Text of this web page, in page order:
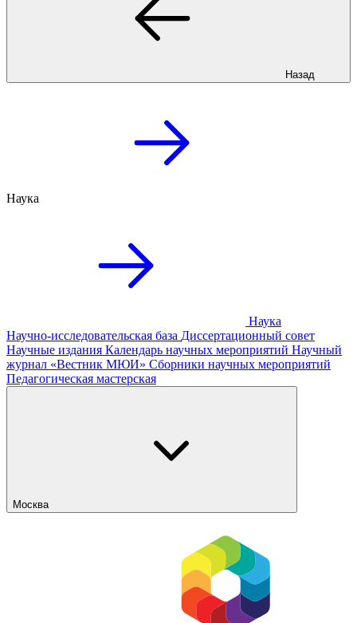
Назад
Наука
Наука
Научно-исследовательская база Диссертационный совет
Научные издания Календарь научных мероприятий Научный
журнал «Вестник МЮИ» Сборники научных мероприятий
Педагогическая мастерская
Москва